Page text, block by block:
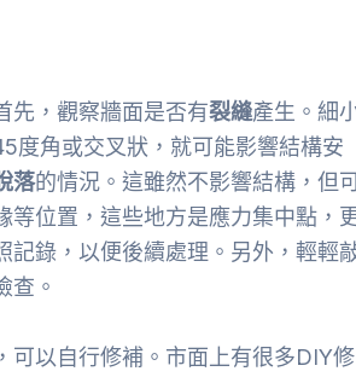
先，觀察牆面是否有裂縫產生。細
度角或交叉狀，就可能影響結構安
落的情況。這雖然不影響結構，但
等位置，這些地方是應力集中點，
記錄，以便後續處理。另外，輕輕
查。
可以自行修補。市面上有很多DIY修